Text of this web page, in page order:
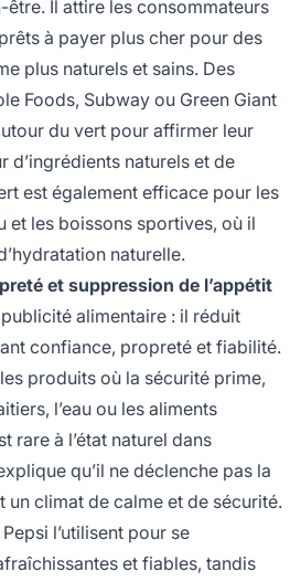
être. Il attire les consommateurs
à payer plus cher pour des
plus naturels et sains. Des
Foods, Subway ou Green Giant
du vert pour affirmer leur
d’ingrédients naturels et de
est également efficace pour les
et les boissons sportives, où il
naturelle.
et suppression de l’appétit
alimentaire : il réduit
confiance, propreté et fiabilité.
produits où la sécurité prime,
l’eau ou les aliments
rare à l’état naturel dans
qu’il ne déclenche pas la
un climat de calme et de sécurité.
l’utilisent pour se
et fiables, tandis